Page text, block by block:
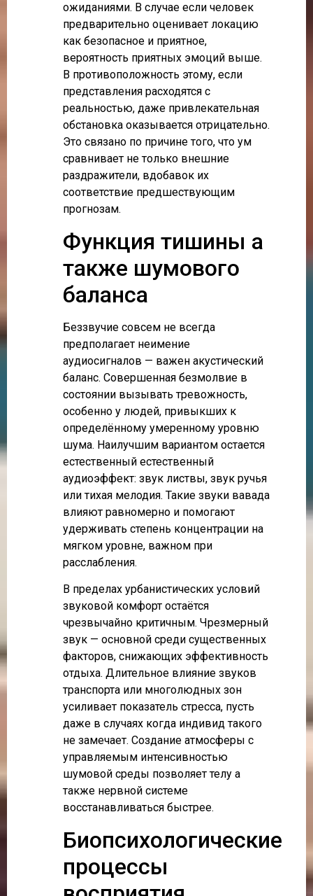
ожиданиями. В случае если человек
предварительно оценивает локацию
как безопасное и приятное,
вероятность приятных эмоций выше.
В противоположность этому, если
представления расходятся с
реальностью, даже привлекательная
обстановка оказывается отрицательно.
Это связано по причине того, что ум
сравнивает не только внешние
раздражители, вдобавок их
соответствие предшествующим
прогнозам.
Функция тишины а
также шумового
баланса
Беззвучие совсем не всегда
предполагает неимение
аудиосигналов — важен акустический
баланс. Совершенная безмолвие в
состоянии вызывать тревожность,
особенно у людей, привыкших к
определённому умеренному уровню
шума. Наилучшим вариантом остается
естественный естественный
аудиоэффект: звук листвы, звук ручья
или тихая мелодия. Такие звуки вавада
влияют равномерно и помогают
удерживать степень концентрации на
мягком уровне, важном при
расслабления.
В пределах урбанистических условий
звуковой комфорт остаётся
чрезвычайно критичным. Чрезмерный
звук — основной среди существенных
факторов, снижающих эффективность
отдыха. Длительное влияние звуков
транспорта или многолюдных зон
усиливает показатель стресса, пусть
даже в случаях когда индивид такого
не замечает. Создание атмосферы с
управляемым интенсивностью
шумовой среды позволяет телу а
также нервной системе
восстанавливаться быстрее.
Биопсихологические
процессы